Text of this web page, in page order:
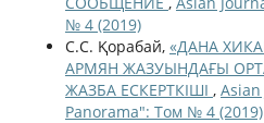
№ 4 (2019)
С.С. Қорабай, «ДАНА
АРМЯН ЖАЗУЫНДАҒЫ
ЖАЗБА ЕСКЕРТКІШІ ,
Panorama": Том № 4 (2019)